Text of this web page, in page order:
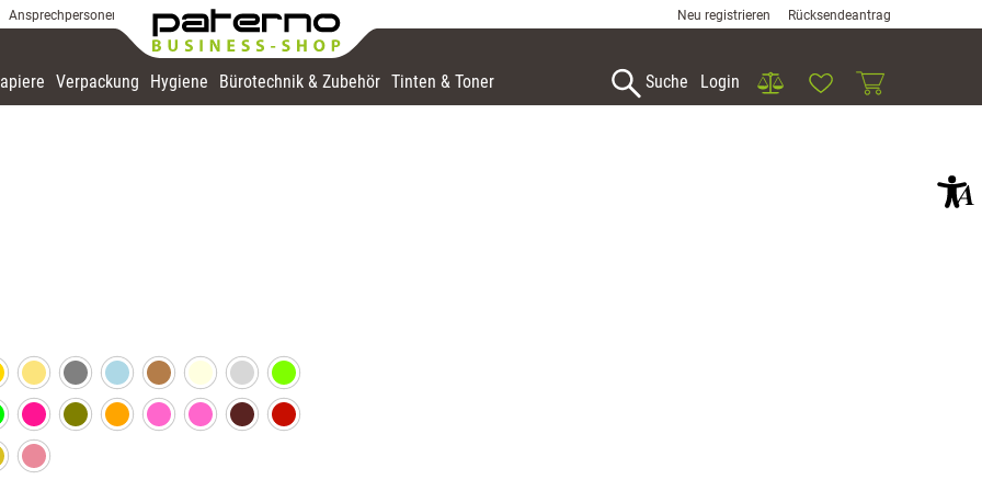
Ansprechpersonen Neu registrieren Rücksendeantrag
Suche Login VergleichWunschlisteWarenkorb
Verpackung Hygiene Bürotechnik & Zubehör Tinten & Toner